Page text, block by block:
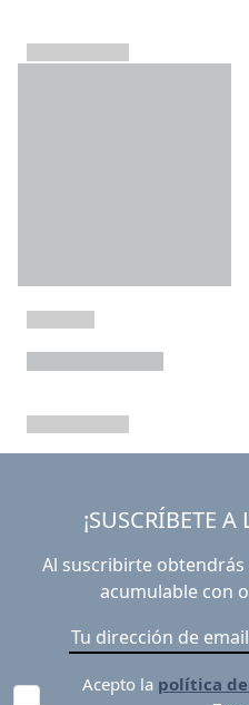
¡SUSCRÍBETE A
Al suscribirte obtendrás
acumulable con
Acepto la política